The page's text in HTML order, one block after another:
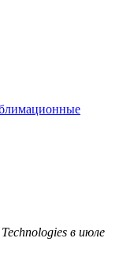
в июле